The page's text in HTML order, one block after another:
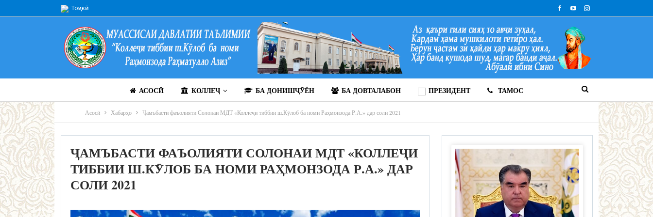
Тоҷикӣ
АСОСӢ КОЛЛЕҶ БА ДОНИШҶӮЁН БА ДОВТАЛАБОН ПРЕЗИДЕНТ ТАМОС
Асосӣ Хабарҳо Ҷамъбасти фаъолияти Солонаи МДТ «Коллеҷи тиббии ш.Кӯлоб ба номи Раҳмонзода Р.А.» дар соли 2021
ҶАМЪБАСТИ ФАЪОЛИЯТИ СОЛОНАИ МДТ «КОЛЛЕҶИ
ТИББИИ Ш.КӮЛОБ БА НОМИ РАҲМОНЗОДА Р.А.» ДАР
СОЛИ 2021